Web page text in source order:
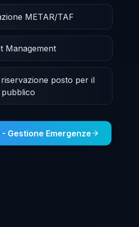
METAR/TAF
Management
riservazione posto per il
- Gestione Emergenze